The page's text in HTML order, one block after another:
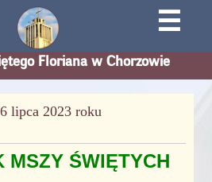
☰
Floriana w Chorzowie
lipca 2023 roku
MSZY ŚWIĘTYCH